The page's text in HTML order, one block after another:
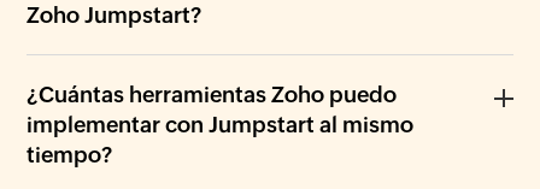
Zoho Jumpstart?
¿Cuántas herramientas Zoho puedo
implementar con Jumpstart al mismo
tiempo?